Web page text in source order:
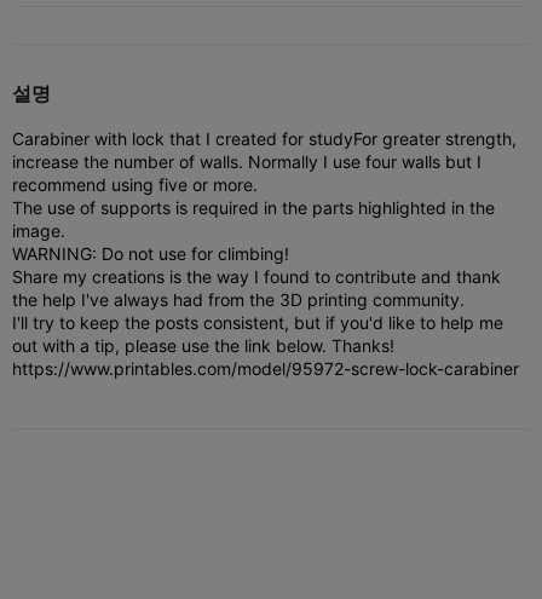
설명
Carabiner with lock that I created for studyFor greater strength,
increase the number of walls. Normally I use four walls but I
recommend using five or more.
The use of supports is required in the parts highlighted in the
image.
WARNING: Do not use for climbing!
Share my creations is the way I found to contribute and thank
the help I've always had from the 3D printing community.
I'll try to keep the posts consistent, but if you'd like to help me
out with a tip, please use the link below. Thanks!
https://www.printables.com/model/95972-screw-lock-carabiner